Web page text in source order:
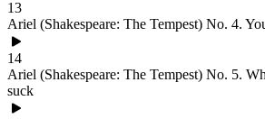
13
Ariel (Shakespeare: The Tempest) No. 4.
14
Ariel (Shakespeare: The Tempest) No. 5.
suck